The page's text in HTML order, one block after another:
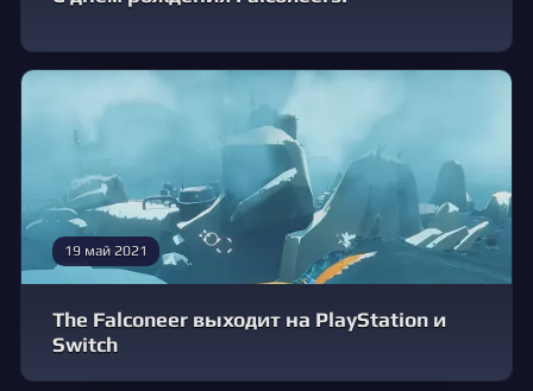
19 май 2021
The Falconeer выходит на PlayStation и
Switch